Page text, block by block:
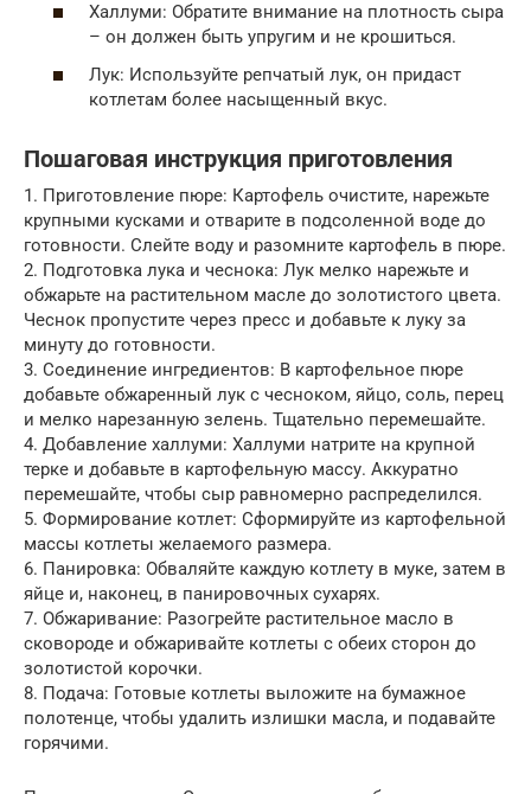
Халлуми: Обратите внимание на плотность сыра
– он должен быть упругим и не крошиться.
Лук: Используйте репчатый лук, он придаст
котлетам более насыщенный вкус.
Пошаговая инструкция приготовления
1. Приготовление пюре: Картофель очистите, нарежьте
крупными кусками и отварите в подсоленной воде до
готовности. Слейте воду и разомните картофель в пюре.
2. Подготовка лука и чеснока: Лук мелко нарежьте и
обжарьте на растительном масле до золотистого цвета.
Чеснок пропустите через пресс и добавьте к луку за
минуту до готовности.
3. Соединение ингредиентов: В картофельное пюре
добавьте обжаренный лук с чесноком, яйцо, соль, перец
и мелко нарезанную зелень. Тщательно перемешайте.
4. Добавление халлуми: Халлуми натрите на крупной
терке и добавьте в картофельную массу. Аккуратно
перемешайте, чтобы сыр равномерно распределился.
5. Формирование котлет: Сформируйте из картофельной
массы котлеты желаемого размера.
6. Панировка: Обваляйте каждую котлету в муке, затем в
яйце и, наконец, в панировочных сухарях.
7. Обжаривание: Разогрейте растительное масло в
сковороде и обжаривайте котлеты с обеих сторон до
золотистой корочки.
8. Подача: Готовые котлеты выложите на бумажное
полотенце, чтобы удалить излишки масла, и подавайте
горячими.